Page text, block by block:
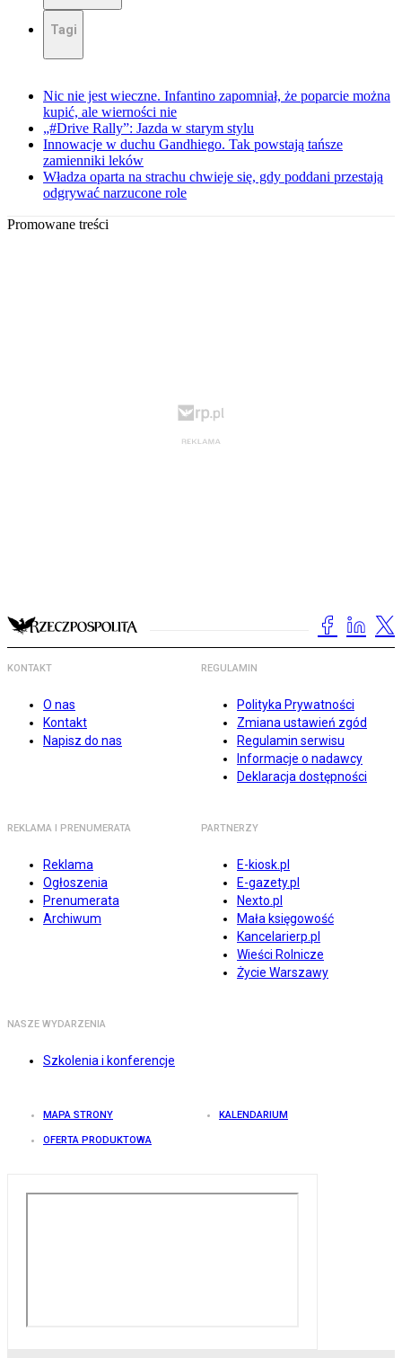
Tagi
Nic nie jest wieczne. Infantino zapomniał, że poparcie można
kupić, ale wierności nie
„#Drive Rally”: Jazda w starym stylu
Innowacje w duchu Gandhiego. Tak powstają tańsze
zamienniki leków
Władza oparta na strachu chwieje się, gdy poddani przestają
odgrywać narzucone role
Promowane treści
KONTAKT
O nas
Kontakt
Napisz do nas
REGULAMIN
Polityka Prywatności
Zmiana ustawień zgód
Regulamin serwisu
Informacje o nadawcy
Deklaracja dostępności
REKLAMA I PRENUMERATA
Reklama
Ogłoszenia
Prenumerata
Archiwum
PARTNERZY
E-kiosk.pl
E-gazety.pl
Nexto.pl
Mała księgowość
Kancelarierp.pl
Wieści Rolnicze
Życie Warszawy
NASZE WYDARZENIA
Szkolenia i konferencje
MAPA STRONY KALENDARIUM
OFERTA PRODUKTOWA